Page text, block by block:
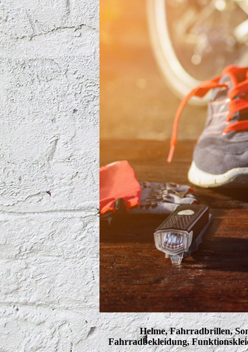
Helme, Fahrradbrillen,
Fahrradbekleidung,